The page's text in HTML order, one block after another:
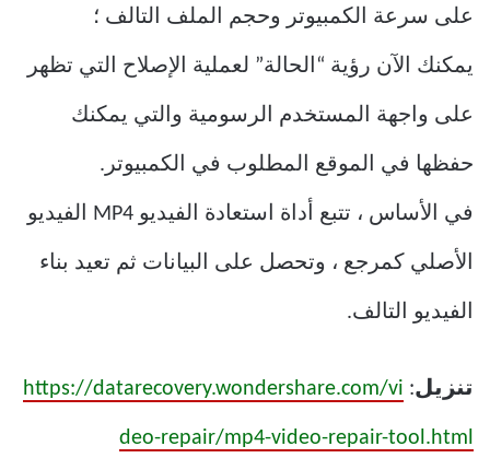
على سرعة الكمبيوتر وحجم الملف التالف ؛
يمكنك الآن رؤية “الحالة” لعملية الإصلاح التي تظهر
على واجهة المستخدم الرسومية والتي يمكنك
حفظها في الموقع المطلوب في الكمبيوتر.
في الأساس ، تتبع أداة استعادة الفيديو MP4 الفيديو
الأصلي كمرجع ، وتحصل على البيانات ثم تعيد بناء
الفيديو التالف.
تنزيل:
https://datarecovery.wondershare.com/vi
deo-repair/mp4-video-repair-tool.html